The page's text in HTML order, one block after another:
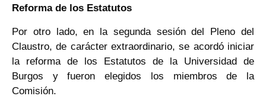
Reforma de los Estatutos
Por otro lado, en la segunda sesión del Pleno del
Claustro, de carácter extraordinario, se acordó iniciar
la reforma de los Estatutos de la Universidad de
Burgos y fueron elegidos los miembros de la
Comisión.